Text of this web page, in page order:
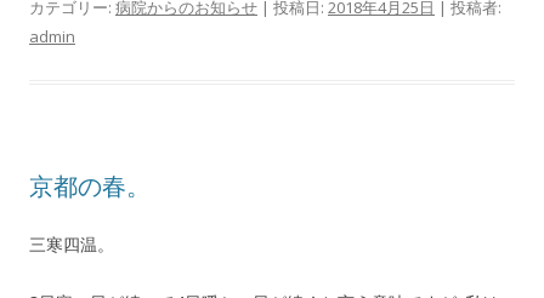
カテゴリー: 病院からのお知らせ | 投稿日: 2018年4月25日 | 投稿者:
admin
京都の春。
三寒四温。